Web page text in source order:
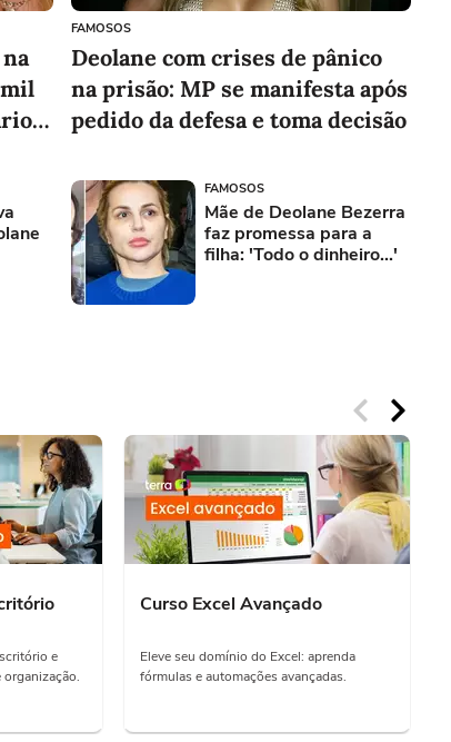
FAMOSOS
Deolane com crises de pânico
na prisão: MP se manifesta após
pedido da defesa e toma decisão
FAMOSOS
Mãe de Deolane Bezerra
faz promessa para a
filha: 'Todo o dinheiro...'
e
Curso Excel Avançado
Eleve seu domínio do Excel: aprenda
fórmulas e automações avançadas.